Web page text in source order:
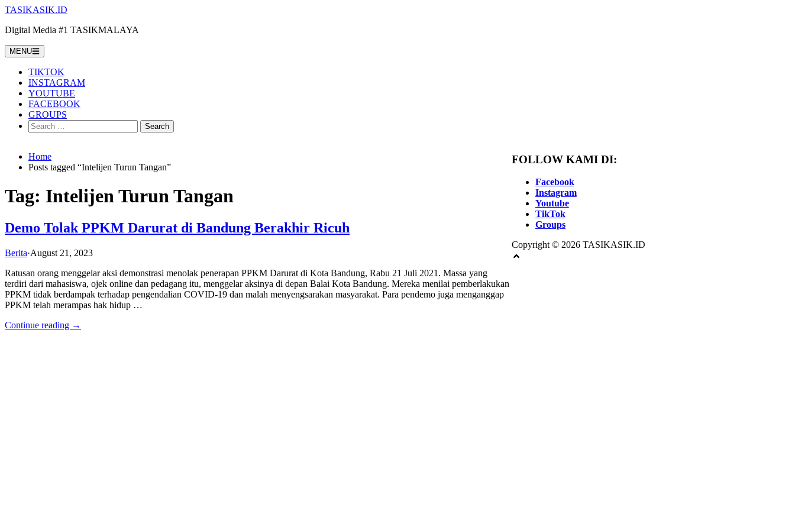
Skip
content
TASIKASIK.ID
Digital Media #1 TASIKMALAYA
MENU
TIKTOK
INSTAGRAM
YOUTUBE
FACEBOOK
GROUPS
Search
for:
Home
Posts tagged “Intelijen Turun Tangan”
Tag: Intelijen Turun Tangan
Demo Tolak PPKM Darurat di Bandung Berakhir Ricuh
Berita·August 21, 2023
Ratusan orang menggelar aksi demonstrasi menolak penerapan PPKM Darurat di Kota Bandung, Rabu 21 Juli 2021. Massa yang
terdiri dari mahasiswa, ojek online dan pedagang itu, menggelar aksinya di depan Balai Kota Bandung. Mereka menilai pemberlakukan
PPKM tidak berdampak terhadap pengendalian COVID-19 dan malah menyengsarakan masyarakat. Para pendemo juga menganggap
PPKM telah merampas hak hidup …
Continue reading →
FOLLOW KAMI DI:
Facebook
Instagram
Youtube
TikTok
Groups
Copyright © 2026 TASIKASIK.ID